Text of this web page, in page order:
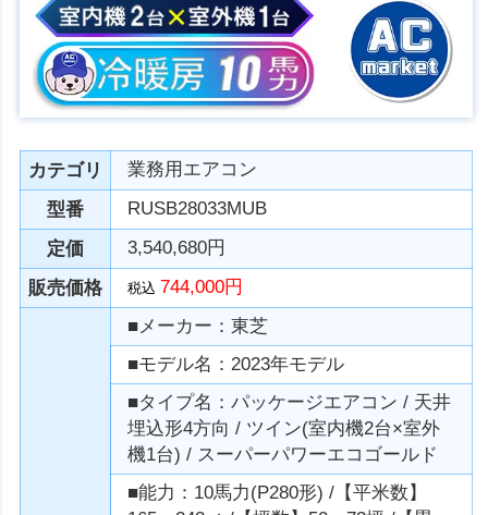
カテゴリ
業務用エアコン
型番
RUSB28033MUB
定価
3,540,680円
販売価格
税込 744,000円
■メーカー：東芝
■モデル名：2023年モデル
■タイプ名：パッケージエアコン / 天井
埋込形4方向 / ツイン(室内機2台×室外
機1台) / スーパーパワーエコゴールド
■能力：10馬力(P280形) /【平米数】